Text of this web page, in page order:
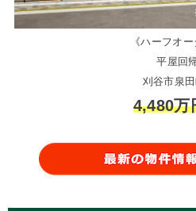
《ハーフオー
平屋回
刈谷市泉
4,480万